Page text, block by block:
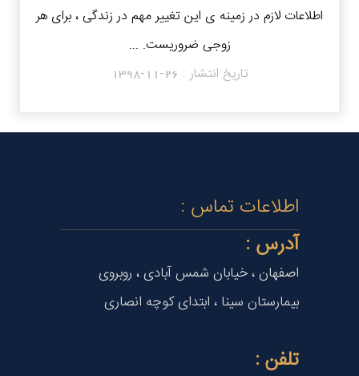
اطلاعات لازم در زمینه ی این تغییر مهم در زندگی ، برای هر
زوجی ضروریست. ...
تاریخ انتشار : 1398-11-26
اطلاعات تماس :
آدرس :
اصفهان ، خیابان شمس آبادی ، روبروی
بیمارستان سینا ، ابتدای کوچه انصاری
تلفن :